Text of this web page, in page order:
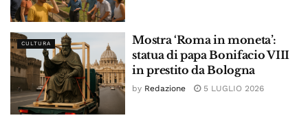
CULTURA
Mostra ‘Roma in moneta’:
statua di papa Bonifacio VIII
in prestito da Bologna
by Redazione 5 LUGLIO 2026